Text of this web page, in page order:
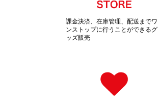
課金決済、在庫管理、配送までワ
ンストップに行うことができるグ
ッズ販売